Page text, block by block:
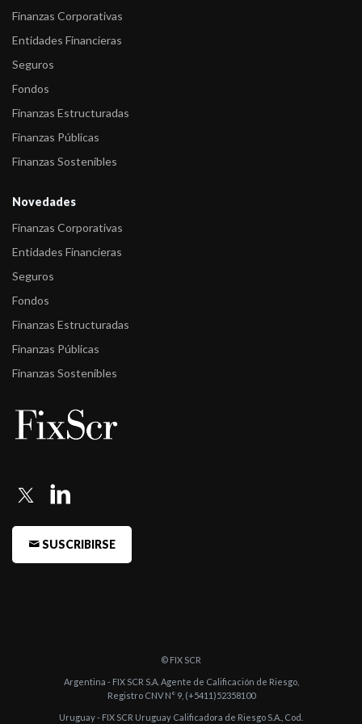
Finanzas Corporativas
Entidades Financieras
Seguros
Fondos
Finanzas Estructuradas
Finanzas Públicas
Finanzas Sostenibles
Novedades
Finanzas Corporativas
Entidades Financieras
Seguros
Fondos
Finanzas Estructuradas
Finanzas Públicas
Finanzas Sostenibles
SUSCRIBIRSE
© FIX SCR
Argentina - FIX SCR S.A. Agente de Calificación de Riesgo,
Registro CNV N° 9, (+5411)52358100
Uruguay - FIX SCR Uruguay Calificadora de Riesgo S.A., Cod.